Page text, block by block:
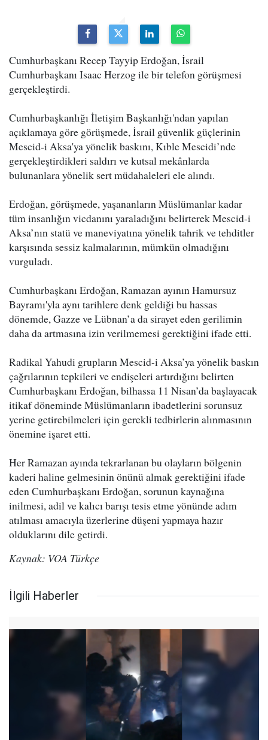
Cumhurbaşkanı Recep Tayyip Erdoğan, İsrail
Cumhurbaşkanı Isaac Herzog ile bir telefon görüşmesi
gerçekleştirdi.
Cumhurbaşkanlığı İletişim Başkanlığı'ndan yapılan
açıklamaya göre görüşmede, İsrail güvenlik güçlerinin
Mescid-i Aksa'ya yönelik baskını, Kıble Mescidi’nde
gerçekleştirdikleri saldırı ve kutsal mekânlarda
bulunanlara yönelik sert müdahaleleri ele alındı.
Erdoğan, görüşmede, yaşananların Müslümanlar kadar
tüm insanlığın vicdanını yaraladığını belirterek Mescid-i
Aksa’nın statü ve maneviyatına yönelik tahrik ve tehditler
karşısında sessiz kalmalarının, mümkün olmadığını
vurguladı.
Cumhurbaşkanı Erdoğan, Ramazan ayının Hamursuz
Bayramı'yla aynı tarihlere denk geldiği bu hassas
dönemde, Gazze ve Lübnan’a da sirayet eden gerilimin
daha da artmasına izin verilmemesi gerektiğini ifade etti.
Radikal Yahudi grupların Mescid-i Aksa’ya yönelik baskın
çağrılarının tepkileri ve endişeleri artırdığını belirten
Cumhurbaşkanı Erdoğan, bilhassa 11 Nisan’da başlayacak
itikaf döneminde Müslümanların ibadetlerini sorunsuz
yerine getirebilmeleri için gerekli tedbirlerin alınmasının
önemine işaret etti.
Her Ramazan ayında tekrarlanan bu olayların bölgenin
kaderi haline gelmesinin önünü almak gerektiğini ifade
eden Cumhurbaşkanı Erdoğan, sorunun kaynağına
inilmesi, adil ve kalıcı barışı tesis etme yönünde adım
atılması amacıyla üzerlerine düşeni yapmaya hazır
olduklarını dile getirdi.
Kaynak: VOA Türkçe
İlgili Haberler